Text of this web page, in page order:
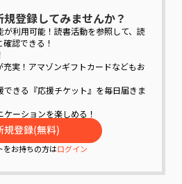
登録してみませんか？
利用可能！ 読書活動を参照して、読
認できる！
実！ アマゾンギフトカードなどもお
できる『応援チケット』を毎日届きま
ーションを楽しめる！
をお持ちの方はログイン